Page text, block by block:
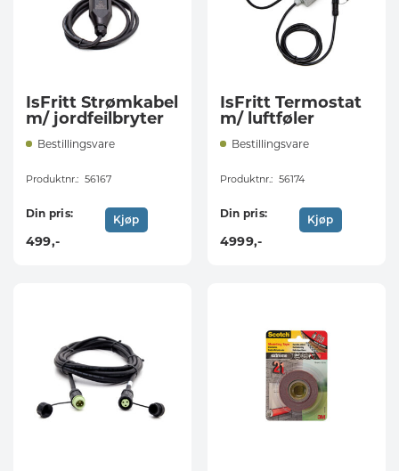
IsFritt Strømkabel
m/ jordfeilbryter
Bestillingsvare
Produktnr.: 56167
Din pris:
499,-
Kjøp
IsFritt Termostat
m/ luftføler
Bestillingsvare
Produktnr.: 56174
Din pris:
4999,-
Kjøp